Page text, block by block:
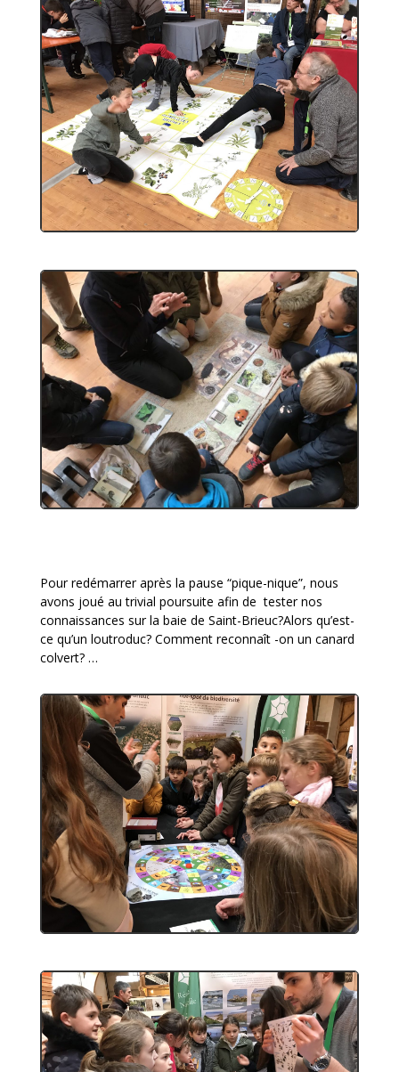
Pour redémarrer après la pause “pique-nique”, nous
avons joué au trivial poursuite afin de tester nos
connaissances sur la baie de Saint-Brieuc?Alors qu’est-
ce qu’un loutroduc? Comment reconnaît -on un canard
colvert? …